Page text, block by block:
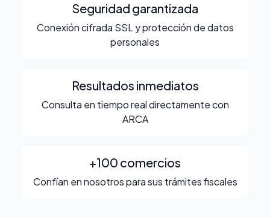
Seguridad garantizada
Conexión cifrada SSL y protección de datos
personales
Resultados inmediatos
Consulta en tiempo real directamente con
ARCA
+100 comercios
Confían en nosotros para sus trámites fiscales